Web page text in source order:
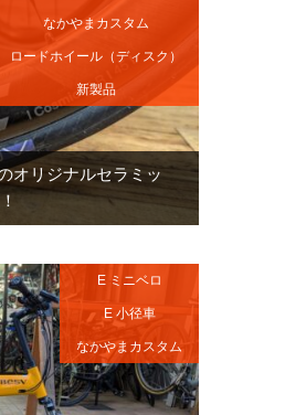
オリジナルセラミッ
なかやまカスタム
ロードホイール（ディスク）
新製品
E ミニベロ
E 小径車
なかやまカスタム